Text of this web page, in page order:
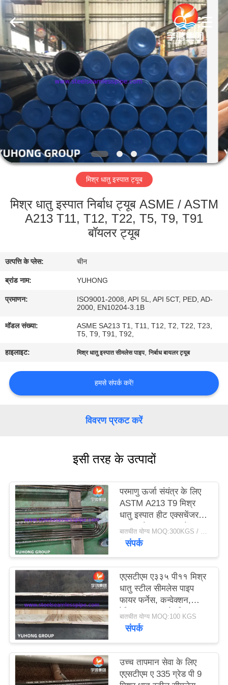
घर
उत्पादों
हमारे
बारे
में
भ्रमण
नियंत्रण
संपर्क
करें
उद्धरण
का
अनुरोध
साइटमैप
PRIVACY
POLICY
Yuhong
Group
Co.,Ltd.
Reserved.
मिश्र धातु इस्पात ट्यूब
मिश्र धातु इस्पात निर्बाध ट्यूब ASME / ASTM
A213 T11, T12, T22, T5, T9, T91
बॉयलर ट्यूब
उत्पत्ति के प्लेस: चीन
ब्रांड नाम: YUHONG
प्रमाणन:
ISO9001-2008, API 5L, API 5CT, PED, AD-
2000, EN10204-3.1B
मॉडल संख्या:
ASME SA213 T1, T11, T12, T2, T22, T23,
T5, T9, T91, T92,
हाइलाइट: मिश्र धातु इस्पात सीमलेस पाइप,निर्बाध बायलर ट्यूब
हमसे संपर्क करें!
विवरण प्रकट करें
इसी तरह के उत्पादों
परमाणु ऊर्जा संयंत्र के लिए
ASTM A213 T9 मिश्र
धातु इस्पात हीट एक्सचेंजर
ट्यूब, कोल्ड ड्रॉन यू-बेंड
ट्यूब
बातचीत योग्य MOQ:300KGS / विशिष्टता
संपर्क
एएसटीएम ए३३५ पी११ मिश्र
धातु स्टील सीमलेस पाइप
फायर फर्नेस, कन्वेक्शन,
रेडिएंट उपकरण के लिए
बातचीत योग्य MOQ:100 KGS
संपर्क
उच्च तापमान सेवा के लिए
एएसटीएम ए 335 ग्रेड पी 9